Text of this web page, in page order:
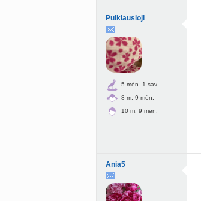
Puikiausioji
5 mėn. 1 sav.
8 m. 9 mėn.
10 m. 9 mėn.
Ania5